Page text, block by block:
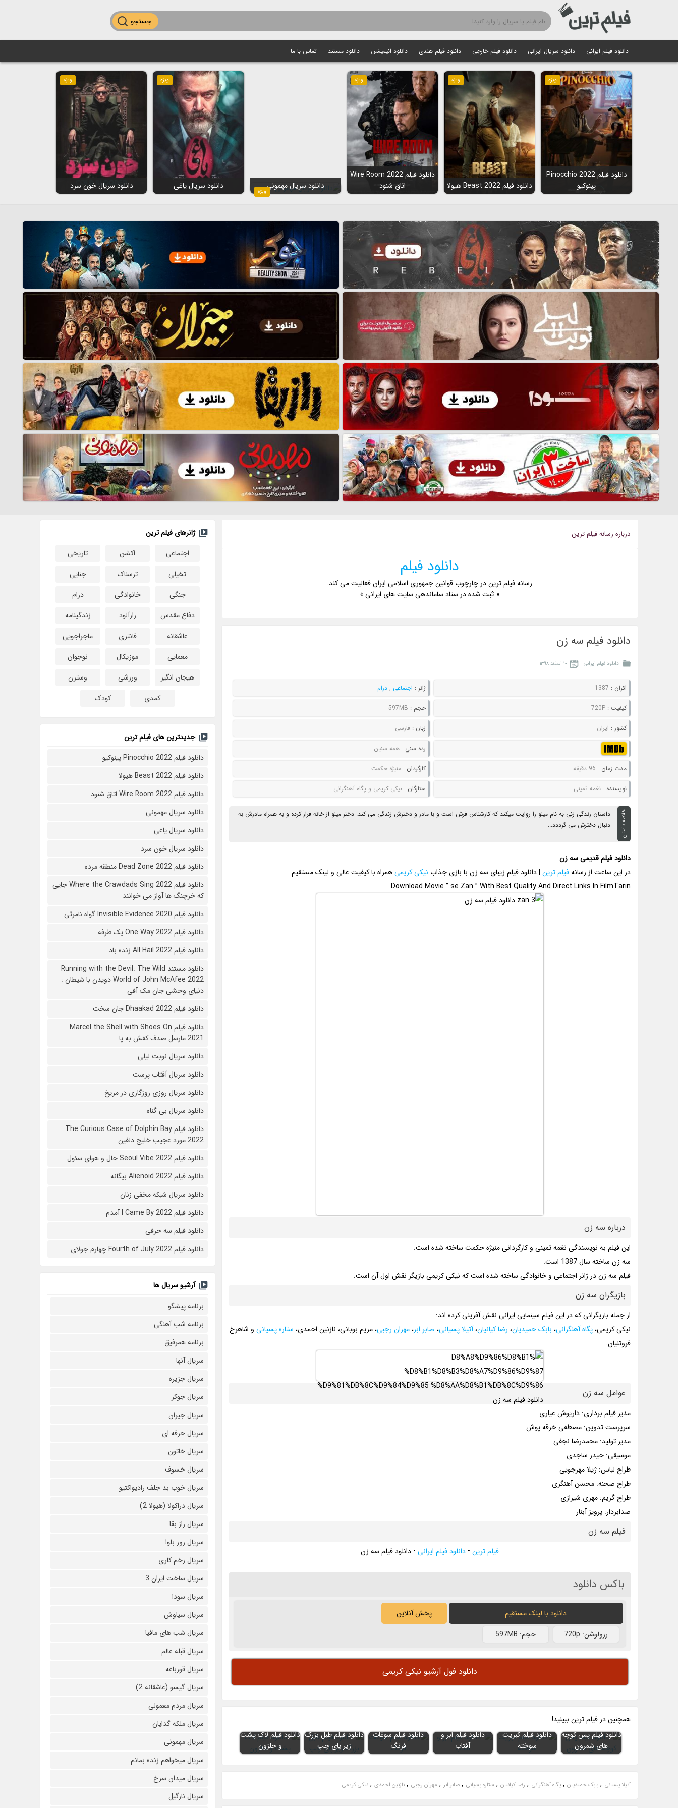
جستجو
دانلود فیلم ایرانی دانلود سریال ایرانی دانلود فیلم خارجی دانلود فیلم هندی دانلود انیمیشن دانلود مستند تماس با ما
ویژه
دانلود فیلم Pinocchio 2022
پینوکیو
ویژه
دانلود فیلم Beast 2022 هیولا
ویژه
دانلود فیلم Wire Room 2022
اتاق شنود
ویژه
دانلود سریال مهمونی
ویژه
دانلود سریال یاغی
ویژه
دانلود سریال خون سرد
درباره رسانه فيلم ترين
دانلود فیلم
رسانه فیلم ترین در چارچوب قوانین جمهوری اسلامی ایران فعالیت می کند.
« ثبت شده در ستاد ساماندهی سایت های ایرانی »
دانلود فیلم سه زن
دانلود فیلم ایرانی ۱۰ اسفند ۱۳۹۸
اکران : 1387 ژانر : اجتماعی ,درام
کيفيت :720P حجم : 597MB
کشور : ایران زبان :فارسی
: رده سني :همه سنین
مدت زمان : 96 دقیقه کارگردان :منیژه حکمت
نويسنده :نغمه ثمینی ستارگان :نیکی کریمی و پگاه آهنگرانی
خلاصه داستان
داستان زندگی زنی به نام مینو را روایت میکند که کارشناس فرش است و با مادر و دخترش زندگی می کند. دختر مینو از خانه فرار کرده و به همراه مادرش به
دنبال دخترش می گرددد...
دانلود فیلم قدیمی سه زن
در این ساعت از رسانهفیلم ترین | دانلود فیلم زیبای سه زن با بازی جذاب نیکی کریمیهمراه با کیفیت عالی و لینک مستقیم
Download Movie ” se Zan ” With Best Quality And Direct Links In FilmTarin
درباره سه زن
این فیلم به نویسندگی نغمه ثمینی و کارگردانی منیژه حکمت ساخته شده است.
سه زن ساخته سال 1387 است.
فیلم سه زن در ژانر اجتماعی و خانوادگی ساخته شده است که نیکی کریمی بازیگر نقش اول آن است.
بازیگران سه زن
از جمله بازیگرانی که در این فیلم سینمایی ایرانی نقش آفرینی کرده اند:
نیکی کریمی،پگاه آهنگرانی، بابک حمیدیان، رضا کیانیان،آتیلا پسیانی، صابر ابر،مهران رجبی، مریم بوبانی، نازنین احمدی، ستاره پسیانی و شاهرخ
فروتنیان.
عوامل سه زن
مدیر فیلم برداری: داریوش عیاری
سرپرست تدوین: مصطفی خرقه پوش
مدیر تولید: محمدرضا نجفی
موسیقی: حیدر ساجدی
طراح لباس: ژیلا مهرجویی
طراح صحنه: محسن آهنگری
طراح گریم: مهری شیرازی
صدابردار: پرویز آبنار
فیلم سه زن
فیلم ترین •دانلود فیلم ایرانی •دانلود فیلم سه زن
باکس دانلود
دانلود با لينک مستقيم
پخش آنلاین
رزولوشن: 720p
حجم: 597MB
دانلود فول آرشیو نیکی کریمی
همچنين در فيلم ترين ببينيد!
دانلود فیلم پس کوچه
های شمرون
دانلود فیلم کبریت
سوخته
دانلود فیلم ابر و
آفتاب
دانلود فیلم سوغات
فرنگ
دانلود فیلم طبل بزرگ
زیر پای چپ
دانلود فیلم لاک پشت
و حلزون
آتیلا پسیانی , بابک حمیدیان ,پگاه آهنگرانی , رضا کیانیان , ستاره پسیانی , صابر ابر , مهران رجبی , نازنین احمدی ,نیکی کریمی
ژانرهای فیلم ترین
اجتماعی
اکشن
تاریخی
تخیلی
ترسناک
جنایی
جنگی
خانوادگی
درام
دفاع مقدس
رازآلود
زندگینامه
عاشقانه
فانتزی
ماجراجویی
معمایی
موزیکال
نوجوان
هیجان انگیز
ورزشی
وسترن
کمدی
کودک
جدیدترین های فیلم ترین
دانلود فیلم Pinocchio 2022 پینوکیو
دانلود فیلم Beast 2022 هیولا
دانلود فیلم Wire Room 2022 اتاق شنود
دانلود سریال مهمونی
دانلود سریال یاغی
دانلود سریال خون سرد
دانلود فیلم 2022 Dead Zone منطقه مرده
دانلود فیلم Where the Crawdads Sing 2022 جایی
که خرچنگ ها آواز می خوانند
دانلود فیلم 2020 Invisible Evidence گواه نامرئی
دانلود فیلم One Way 2022 یک طرفه
دانلود فیلم All Hail 2022 زنده باد
دانلود مستند Running with the Devil: The Wild
World of John McAfee 2022 دویدن با شیطان :
دنیای وحشی جان مک آفی
دانلود فیلم Dhaakad 2022 جان سخت
دانلود فیلم Marcel the Shell with Shoes On
2021 مارسل صدف کفش به پا
دانلود سریال نوبت لیلی
دانلود سریال آفتاب پرست
دانلود سریال روزی روزگاری در مریخ
دانلود سریال بی گناه
دانلود فیلم The Curious Case of Dolphin Bay
2022 مورد عجیب خلیج دلفین
دانلود فیلم Seoul Vibe 2022 حال و هوای سئول
دانلود فیلم Alienoid 2022 بیگانه
دانلود سریال شبکه مخفی زنان
دانلود فیلم I Came By 2022 آمدم
دانلود فیلم سه حرفی
دانلود فیلم Fourth of July 2022 چهارم جولای
آرشیو سریال ها
برنامه پیشگو
برنامه شب آهنگی
برنامه همرفیق
سریال آنها
سریال جزیره
سریال جوکر
سریال جیران
سریال حرفه ای
سریال خاتون
سریال خسوف
سریال خوب بد جلف رادیواکتیو
سریال دراکولا (هیولا 2)
سریال راز بقا
سریال روز بلوا
سریال زخم کاری
سریال ساخت ایران 3
سریال سودا
سریال سیاوش
سریال شب های مافیا
سریال قبله عالم
سریال قورباغه
سریال گیسو (عاشقانه 2)
سریال مردم معمولی
سریال ملکه گدایان
سریال مهمونی
سریال میخواهم زنده بمانم
سریال میدان سرخ
سریال نارگیل